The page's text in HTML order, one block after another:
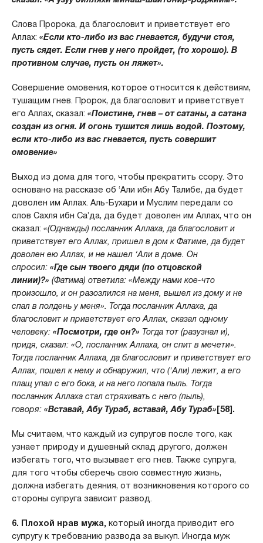
Слова Пророка, да благословит и приветствует его
Аллах: «Если кто-либо из вас гневается, будучи стоя,
пусть сядет. Если гнев у него пройдет, (то хорошо). В
противном случае, пусть он ляжет».
Совершение омовения, которое относится к действиям,
тушащим гнев. Пророк, да благословит и приветствует
его Аллах, сказал: «Поистине, гнев – от сатаны, а сатана
создан из огня. И огонь тушится лишь водой. Поэтому,
если кто-либо из вас гневается, пусть совершит
омовение»
Выход из дома для того, чтобы прекратить ссору. Это
основано на рассказе об ‘Али ибн Абу Талибе, да будет
доволен им Аллах. Аль-Бухари и Муслим передали со
слов Сахля ибн Са’да, да будет доволен им Аллах, что он
сказал: «(Однажды) посланник Аллаха, да благословит и
приветствует его Аллах, пришел в дом к Фатиме, да будет
доволен ею Аллах, и не нашел ‘Али в доме. Он
спросил: «Где сын твоего дяди (по отцовской
линии)?» (Фатима) ответила: «Между нами кое-что
произошло, и он разозлился на меня, вышел из дому и не
спал в полдень у меня». Тогда посланник Аллаха, да
благословит и приветствует его Аллах, сказал одному
человеку: «Посмотри, где он?» Тогда тот (разузнал и),
придя, сказал: «О, посланник Аллаха, он спит в мечети».
Тогда посланник Аллаха, да благословит и приветствует его
Аллах, пошел к нему и обнаружил, что (‘Али) лежит, а его
плащ упал с его бока, и на него попала пыль. Тогда
посланник Аллаха стал стряхивать с него (пыль),
говоря: «Вставай, Абу Тураб, вставай, Абу Тураб»[58].
Мы считаем, что каждый из супругов после того, как
узнает природу и душевный склад другого, должен
избегать того, что вызывает его гнев. Также супруга,
для того чтобы сберечь свою совместную жизнь,
должна избегать деяния, от возникновения которого со
стороны супруга зависит развод.
6. Плохой нрав мужа, который иногда приводит его
супругу к требованию развода за выкуп. Иногда муж